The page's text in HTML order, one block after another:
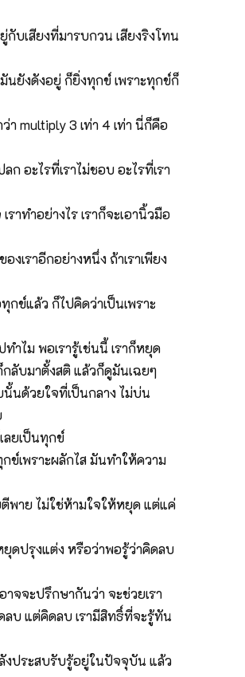
บเสียงที่มารบกวน เสียงริงโทน
นยังดังอยู่ ก็ยิ่งทุกข์ เพราะทุกข์ก็
multiply 3 เท่า 4 เท่า นี่ก็คือ
อะไรที่เราไม่ชอบ อะไรที่เรา
าทำอย่างไร เราก็จะเอานิ้วมือ
เราอีกอย่างหนึ่ง ถ้าเราเพียง
ข์แล้ว ก็ไปคิดว่าเป็นเพราะ
ำไม พอเรารู้เช่นนี้ เราก็หยุด
กลับมาตั้งสติ แล้วก็ดูมันเฉยๆ
นั้นด้วยใจที่เป็นกลาง ไม่บ่น
ลยเป็นทุกข์
ข์เพราะผลักไส มันทำให้ความ
ตีพาย ไม่ใช่ห้ามใจให้หยุด แต่แค่
ดปรุงแต่ง หรือว่าพอรู้ว่าคิดลบ
าจจะปรึกษากันว่า จะช่วยเรา
ลบ แต่คิดลบ เรามีสิทธิ์ที่จะรู้ทัน
ลังประสบรับรู้อยู่ในปัจจุบัน แล้ว